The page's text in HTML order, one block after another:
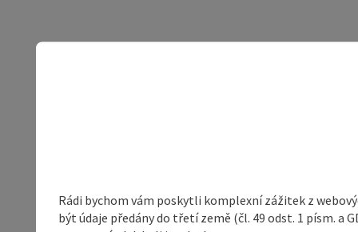
Rádi bychom vám poskytli komplexní zážitek z
být údaje předány do třetí země (čl. 49 odst. 1 písm.